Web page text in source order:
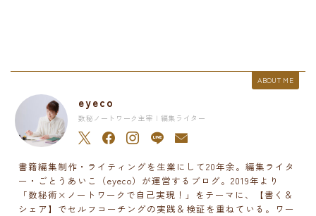
ABOUT ME
eyeco
数秘ノートワーク主宰 | 編集ライター
書籍編集制作・ライティングを生業にして20年余。編集ライタ
ー・ごとうあいこ（eyeco）が運営するブログ。2019年より
「数秘術×ノートワークで自己実現！」をテーマに、【書く＆
シェア】でセルフコーチングの実践＆検証を重ねている。ワー